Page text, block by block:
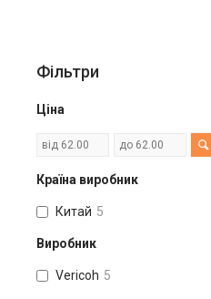
Фільтри
Ціна
Країна виробник
Китай 5
Виробник
Vericoh 5